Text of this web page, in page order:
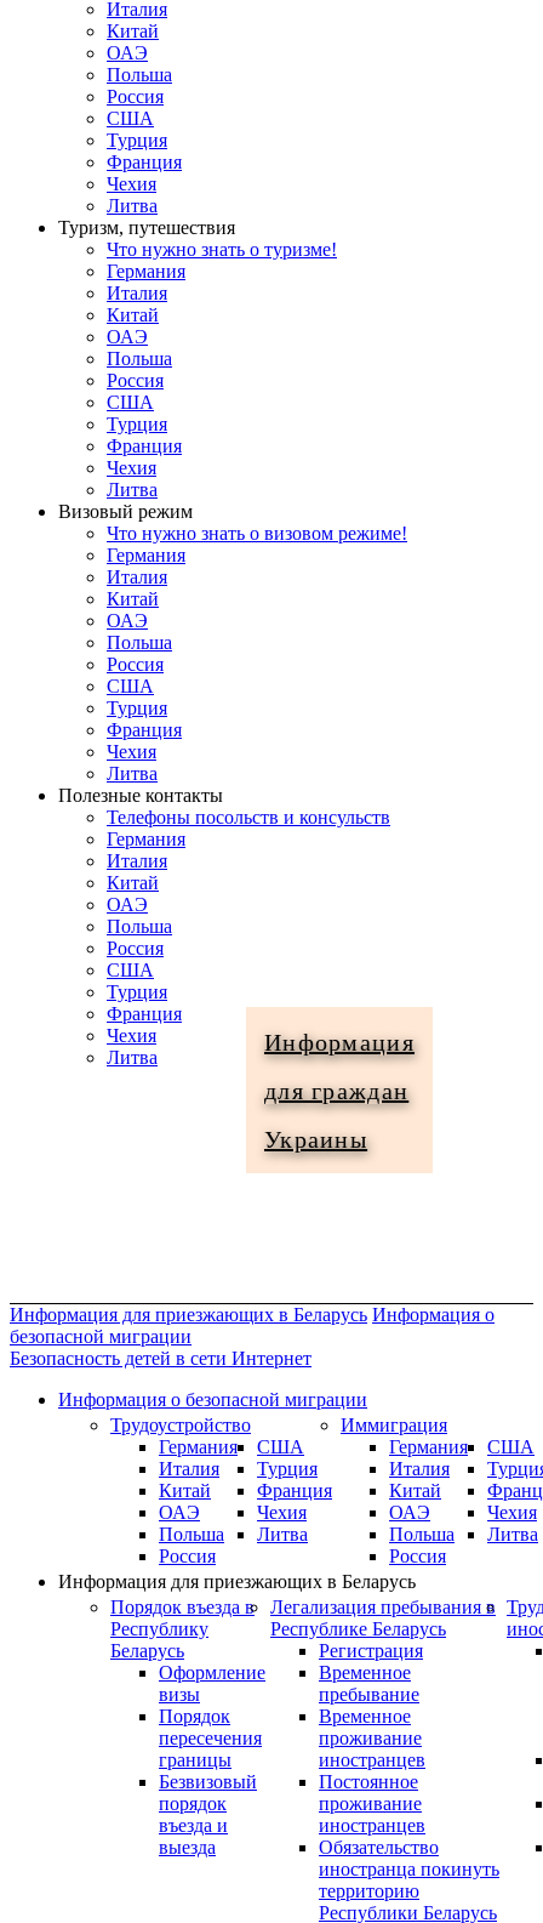
Италия
Китай
ОАЭ
Польша
Россия
США
Турция
Франция
Чехия
Литва
Туризм, путешествия
Что нужно знать о туризме!
Германия
Италия
Китай
ОАЭ
Польша
Россия
США
Турция
Франция
Чехия
Литва
Визовый режим
Что нужно знать о визовом режиме!
Германия
Италия
Китай
ОАЭ
Польша
Россия
США
Турция
Франция
Чехия
Литва
Полезные контакты
Телефоны посольств и консульств
Германия
Италия
Китай
ОАЭ
Польша
Россия
США
Турция
Франция
Чехия
Литва
Информация
для граждан
Украины
Информация для приезжающих в Беларусь Информация о
безопасной миграции
Безопасность детей в сети Интернет
Информация о безопасной миграции
Трудоустройство
Германия
Италия
Китай
ОАЭ
Польша
Россия
США
Турция
Франция
Чехия
Литва
Иммиграция
Германия
Италия
Китай
ОАЭ
Польша
Россия
США
Чехия
Литва
Информация для приезжающих в Беларусь
Порядок въезда в
Республику
Беларусь
Оформление
визы
Порядок
пересечения
границы
Безвизовый
порядок
въезда и
выезда
Легализация пребывания в
Республике Беларусь
Регистрация
Временное
пребывание
Временное
проживание
иностранцев
Постоянное
проживание
иностранцев
Обязательство
иностранца покинуть
территорию
Республики Беларусь